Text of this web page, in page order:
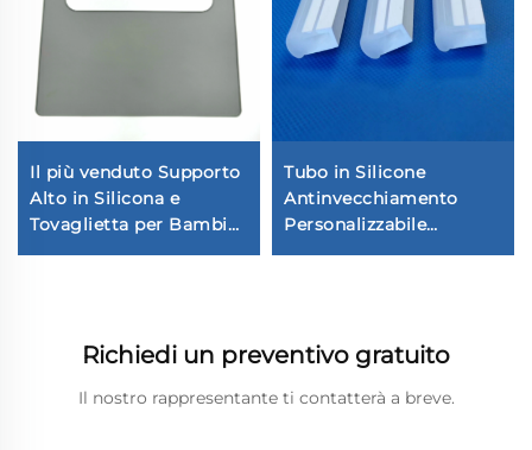
Il più venduto Supporto
Alto in Silicona e
Tovaglietta per Bambini
Design Minimalista
Tubo in Silicone
Antinvecchiamento
Personalizzabile
Trasparente Flessibile
Elaborazione
Personalizzate
Richiedi un preventivo gratuito
Il nostro rappresentante ti contatterà a breve.